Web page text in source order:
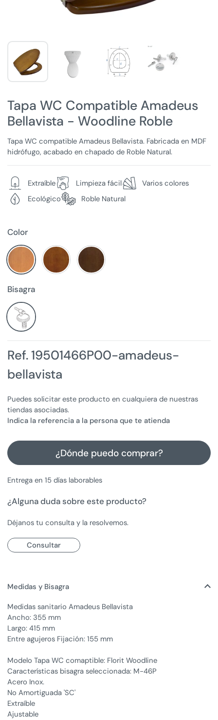
Tapa WC Compatible Amadeus
Bellavista - Woodline Roble
Tapa WC compatible Amadeus Bellavista. Fabricada en MDF
hidrófugo, acabado en chapado de Roble Natural.
Extraíble Limpieza fácil
Varios colores
Ecológico
Roble Natural
Color
Bisagra
Ref. 19501466P00-amadeus-
bellavista
Puedes solicitar este producto en cualquiera de nuestras
tiendas asociadas.
Indica la referencia a la persona que te atienda
¿Dónde puedo comprar?
Entrega en 15 días laborables
¿Alguna duda sobre este producto?
Déjanos tu consulta y la resolvemos.
Consultar
Medidas y Bisagra
Medidas sanitario Amadeus Bellavista
Ancho: 355 mm
Largo: 415 mm
Entre agujeros Fijación: 155 mm
Modelo Tapa WC comaptible: Florit Woodline
Características bisagra seleccionada: M-46P
Acero Inox.
No Amortiguada 'SC'
Extraíble
Ajustable